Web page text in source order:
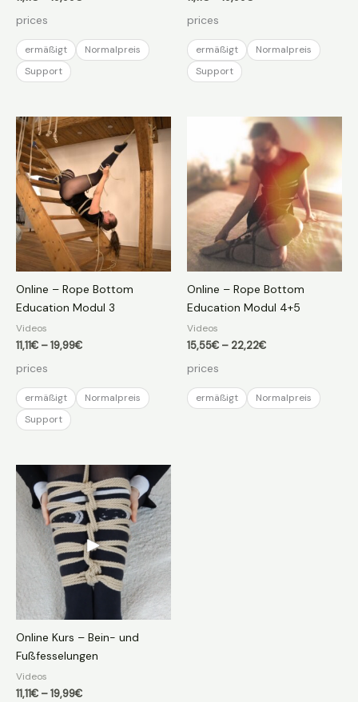
prices
ermäßigt
Normalpreis
Support
prices
ermäßigt
Normalpreis
Support
Online – Rope Bottom
Education Modul 3
Videos
11,11€ –19,99€Preisspanne:
prices
ermäßigt
Normalpreis
Support
Online – Rope Bottom
Education Modul 4+5
Videos
15,55€ – 22,22€Preisspanne:
prices
ermäßigt Normalpreis
Online Kurs – Bein- und
Fußfesselungen
Videos
11,11€ –19,99€Preisspanne: